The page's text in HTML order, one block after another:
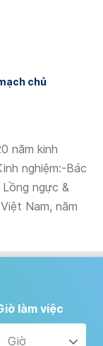
chủ
năm kinh
nghiệm:-Bác
ngực &
Nam, năm
làm việc
Giờ